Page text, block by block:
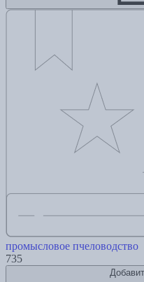
промысловое пчеловодство
735